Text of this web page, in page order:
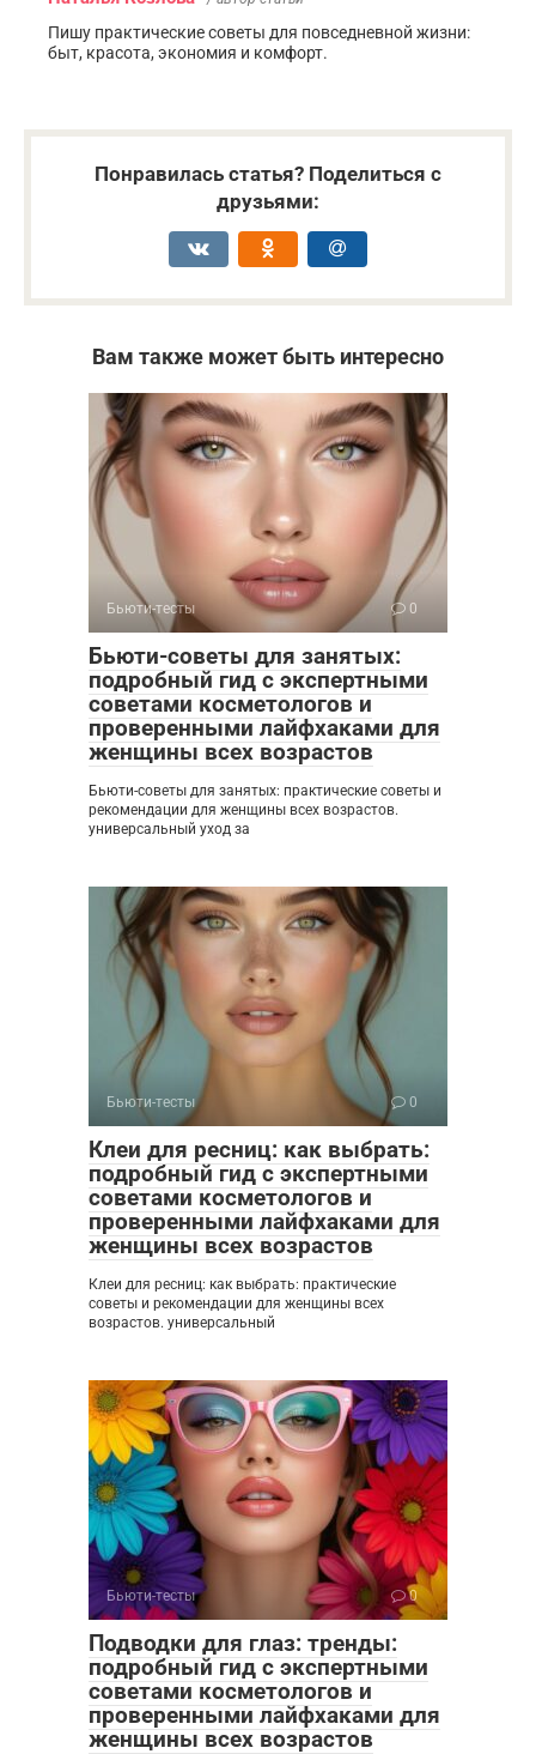
Пишу практические советы для повседневной жизни:
быт, красота, экономия и комфорт.
Понравилась статья? Поделиться с
друзьями:
Вам также может быть интересно
Бьюти-тесты 0
Бьюти-советы для занятых:
подробный гид с экспертными
советами косметологов и
проверенными лайфхаками для
женщины всех возрастов
Бьюти-советы для занятых: практические советы и
рекомендации для женщины всех возрастов.
универсальный уход за
Бьюти-тесты 0
Клеи для ресниц: как выбрать:
подробный гид с экспертными
советами косметологов и
проверенными лайфхаками для
женщины всех возрастов
Клеи для ресниц: как выбрать: практические
советы и рекомендации для женщины всех
возрастов. универсальный
Бьюти-тесты 0
Подводки для глаз: тренды:
подробный гид с экспертными
советами косметологов и
проверенными лайфхаками для
женщины всех возрастов